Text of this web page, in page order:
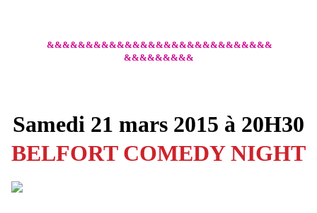
&&&&&&&&&&&&&&&&&&&&&&&&&&&&&
&&&&&&&&&
Samedi 21 mars 2015 à 20H30
BELFORT COMEDY NIGHT